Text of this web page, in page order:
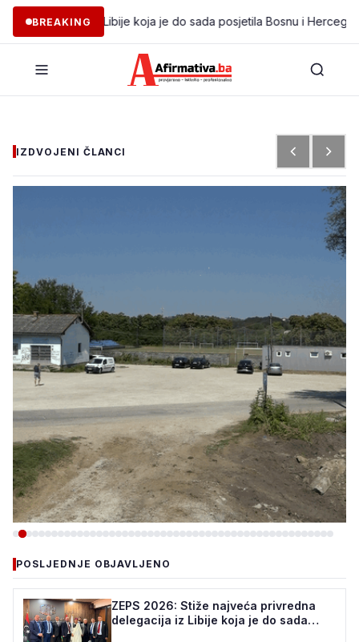
BREAKING
iz Libije koja je do sada posjetila Bosnu i Hercegovinu•
IZDVOJENI ČLANCI
TEŠANJ I USORA OSIGURALI
160.000 POČETNIH ULAGANJA
ZA STADION „TOPOLIK“
POSLJEDNJE OBJAVLJENO
ZEPS 2026: Stiže najveća privredna
delegacija iz Libije koja je do sada